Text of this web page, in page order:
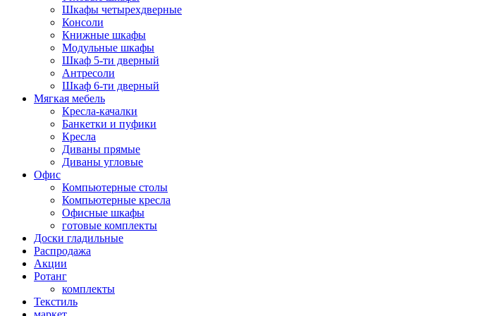
Шкафы четырехдверные
Консоли
Книжные шкафы
Модульные шкафы
Шкаф 5-ти дверный
Антресоли
Шкаф 6-ти дверный
Мягкая мебель
Кресла-качалки
Банкетки и пуфики
Кресла
Диваны прямые
Диваны угловые
Офис
Компьютерные столы
Компьютерные кресла
Офисные шкафы
готовые комплекты
Доски гладильные
Распродажа
Акции
Ротанг
комплекты
Текстиль